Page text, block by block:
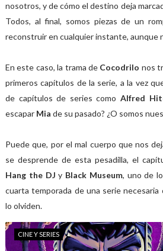
nosotros, y de cómo el destino deja
Todos, al final, somos piezas de un
reconstruir en cualquier instante, aunque
En este caso, la trama de Cocodrilo nos
primeros capítulos de la serie, a la vez
de capítulos de series comoAlfred
escapar Mia de su pasado? ¿O somos
Puede que, por el mal cuerpo que nos
se desprende de esta pesadilla, el
Hang the DJy Black Museum, uno de
cuarta temporada de una serie necesaria
lo olviden.
CINE Y SERIES